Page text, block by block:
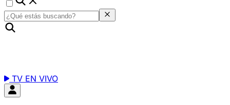
TV EN VIVO